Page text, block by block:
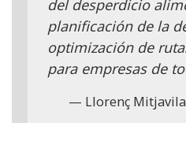
del desperdicio
planificación de la
optimización de
para empresas de
Llorenç